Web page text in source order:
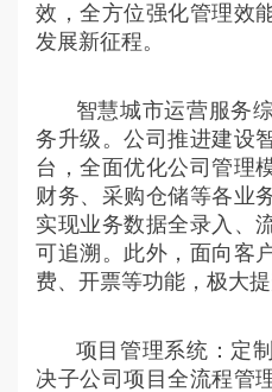
效，全方位强化管理效
发展新征程。
智慧城市运营服务
务升级。公司推进建设
台，全面优化公司管理
财务、采购仓储等各业
实现业务数据全录入、
可追溯。此外，面向客
费、开票等功能，极大
项目管理系统：定
决子公司项目全流程管